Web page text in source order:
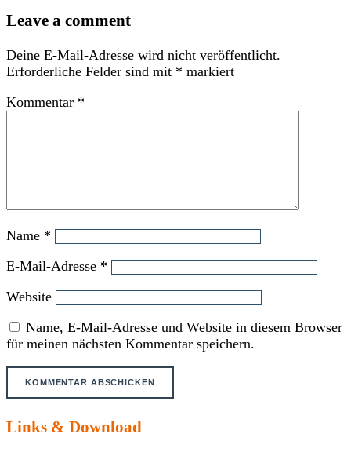
Leave a comment
Deine E-Mail-Adresse wird nicht veröffentlicht.
Erforderliche Felder sind mit * markiert
Kommentar *
Name *
E-Mail-Adresse *
Website
Name, E-Mail-Adresse und Website in diesem Browser
für meinen nächsten Kommentar speichern.
Links & Download